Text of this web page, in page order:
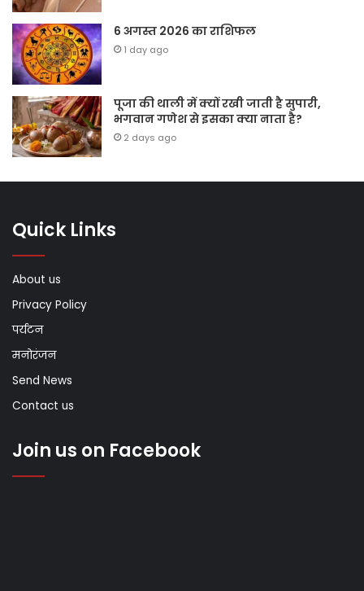
6 अगस्त 2026 का राशिफल
1 day ago
पूजा की थाली में क्यों रखी जाती है सुपारी,
भगवान गणेश से इसका क्या नाता है?
2 days ago
Quick Links
About us
Privacy Policy
पर्यटन
मनोरंजन
Send News
Contact us
Join us on Facebook